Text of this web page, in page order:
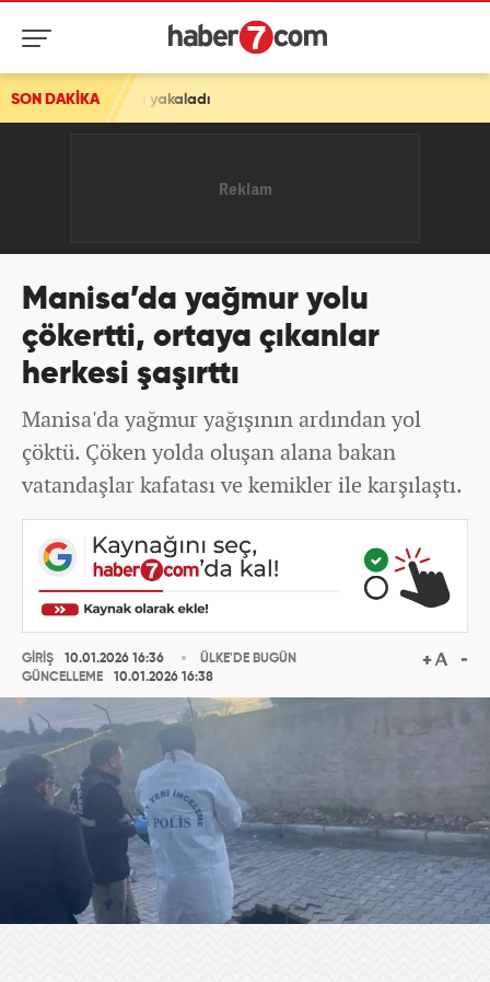
SON DAKİKA
Manisa’da yağmur yolu
çökertti, ortaya çıkanlar
herkesi şaşırttı
Manisa'da yağmur yağışının ardından yol
çöktü. Çöken yolda oluşan alana bakan
vatandaşlar kafatası ve kemikler ile karşılaştı.
GİRİŞ
10.01.2026 16:36
GÜNCELLEME
10.01.2026 16:38
ÜLKE'DE BUGÜN